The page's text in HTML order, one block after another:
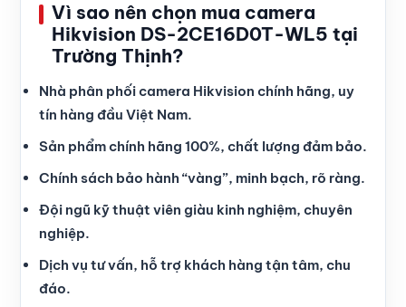
Vì sao nên chọn mua camera
Hikvision DS-2CE16D0T-WL5 tại
Trường Thịnh?
Nhà phân phối camera Hikvision chính hãng, uy
tín hàng đầu Việt Nam.
Sản phẩm chính hãng 100%, chất lượng đảm bảo.
Chính sách bảo hành “vàng”, minh bạch, rõ ràng.
Đội ngũ kỹ thuật viên giàu kinh nghiệm, chuyên
nghiệp.
Dịch vụ tư vấn, hỗ trợ khách hàng tận tâm, chu
đáo.